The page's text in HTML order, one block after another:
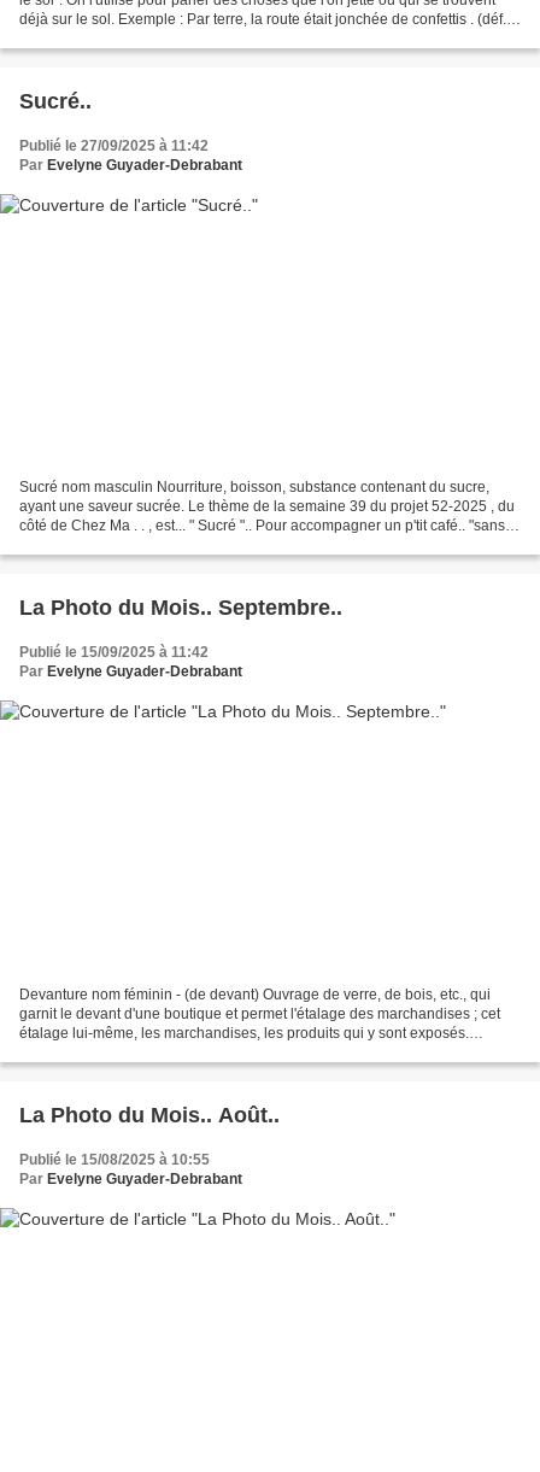
déjà sur le sol. Exemple : Par terre, la route était jonchée de confettis . (déf.
Sucré..
Publié le 27/09/2025 à 11:42
Par Evelyne Guyader-Debrabant
Sucré nom masculin Nourriture, boisson, substance contenant du sucre,
ayant une saveur sucrée. Le thème de la semaine 39 du projet 52-2025 , du
côté de Chez Ma . . , est... " Sucré ".. Pour accompagner un p'tit café.. "sans
La Photo du Mois.. Septembre..
Publié le 15/09/2025 à 11:42
Par Evelyne Guyader-Debrabant
Devanture nom féminin - (de devant) Ouvrage de verre, de bois, etc., qui
garnit le devant d'une boutique et permet l'étalage des marchandises ; cet
étalage lui-même, les marchandises, les produits qui y sont exposés.
La Photo du Mois.. Août..
Publié le 15/08/2025 à 10:55
Par Evelyne Guyader-Debrabant